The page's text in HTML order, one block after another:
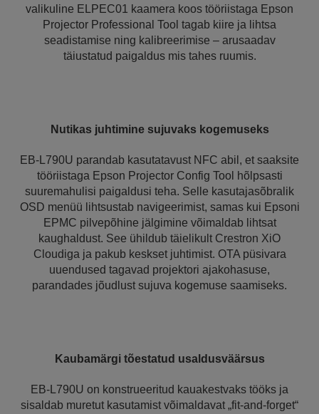
valikuline ELPEC01 kaamera koos tööriistaga Epson
Projector Professional Tool tagab kiire ja lihtsa
seadistamise ning kalibreerimise – arusaadav
täiustatud paigaldus mis tahes ruumis.
Nutikas juhtimine sujuvaks kogemuseks
EB-L790U parandab kasutatavust NFC abil, et saaksite
tööriistaga Epson Projector Config Tool hõlpsasti
suuremahulisi paigaldusi teha. Selle kasutajasõbralik
OSD menüü lihtsustab navigeerimist, samas kui Epsoni
EPMC pilvepõhine jälgimine võimaldab lihtsat
kaughaldust. See ühildub täielikult Crestron XiO
Cloudiga ja pakub keskset juhtimist. OTA püsivara
uuendused tagavad projektori ajakohasuse,
parandades jõudlust sujuva kogemuse saamiseks.
Kaubamärgi tõestatud usaldusväärsus
EB-L790U on konstrueeritud kauakestvaks tööks ja
sisaldab muretut kasutamist võimaldavat „fit-and-forget“